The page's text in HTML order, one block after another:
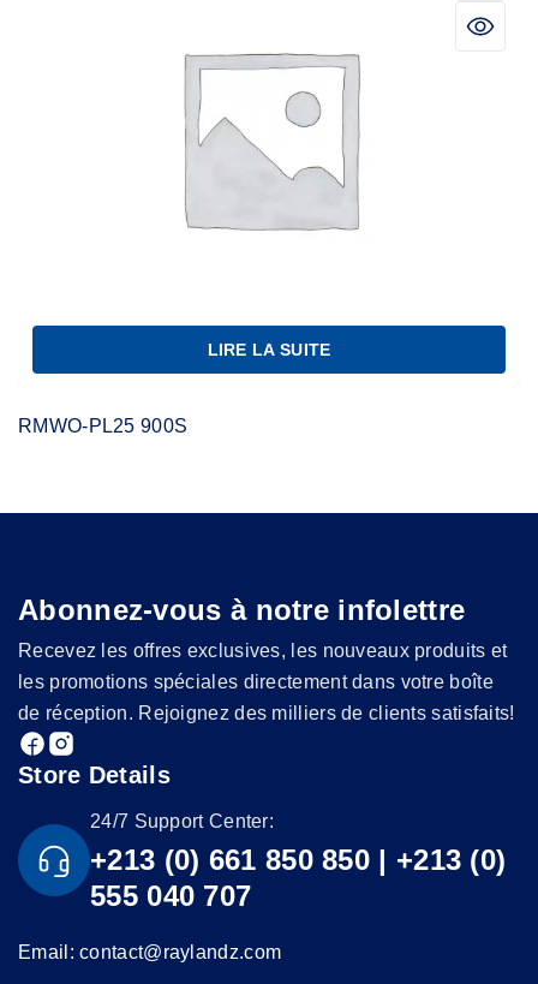
LIRE LA SUITE
RMWO-PL25 900S
Abonnez-vous à notre infolettre
Recevez les offres exclusives, les nouveaux produits et
les promotions spéciales directement dans votre boîte
de réception. Rejoignez des milliers de clients satisfaits!
Store Details
24/7 Support Center:
+213 (0) 661 850 850 | +213 (0)
555 040 707
Email: contact@raylandz.com